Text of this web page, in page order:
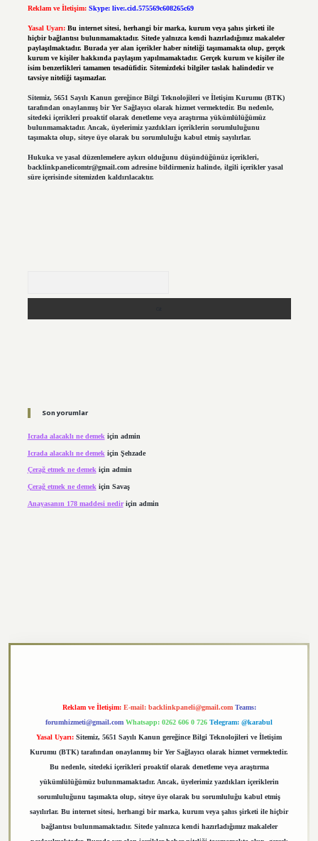
Reklam ve İletişim: Skype: live:.cid.575569c608265c69
Yasal Uyarı: Bu internet sitesi, herhangi bir marka, kurum veya şahıs şirketi ile
hiçbir bağlantısı bulunmamaktadır. Sitede yalnızca kendi hazırladığımız makaleler
paylaşılmaktadır. Burada yer alan içerikler haber niteliği taşımamakta olup, gerçek
kurum ve kişiler hakkında paylaşım yapılmamaktadır. Gerçek kurum ve kişiler ile
isim benzerlikleri tamamen tesadüfidir. Sitemizdeki bilgiler taslak halindedir ve
tavsiye niteliği taşımazlar.
Sitemiz, 5651 Sayılı Kanun gereğince Bilgi Teknolojileri ve İletişim Kurumu (BTK)
tarafından onaylanmış bir Yer Sağlayıcı olarak hizmet vermektedir. Bu nedenle,
sitedeki içerikleri proaktif olarak denetleme veya araştırma yükümlülüğümüz
bulunmamaktadır. Ancak, üyelerimiz yazdıkları içeriklerin sorumluluğunu
taşımakta olup, siteye üye olarak bu sorumluluğu kabul etmiş sayılırlar.
Hukuka ve yasal düzenlemelere aykırı olduğunu düşündüğünüz içerikleri,
backlinkpanelicomtr@gmail.comadresine bildirmeniz halinde, ilgili içerikler yasal
süre içerisinde sitemizden kaldırılacaktır.
Son yorumlar
Icrada alacaklı ne demek için admin
Icrada alacaklı ne demek için Şehzade
Çerağ etmek ne demekiçin admin
Çerağ etmek ne demek için Savaş
Anayasanın 178 maddesi nediriçin admin
Reklam ve İletişim: E-mail: backlinkpaneli@gmail.com Teams:
forumhizmeti@gmail.com Whatsapp: 0262 606 0 726 Telegram: @karabul
Yasal Uyarı: Sitemiz, 5651 Sayılı Kanun gereğince Bilgi Teknolojileri ve İletişim
Kurumu (BTK) tarafından onaylanmış bir Yer Sağlayıcı olarak hizmet vermektedir.
Bu nedenle, sitedeki içerikleri proaktif olarak denetleme veya araştırma
yükümlülüğümüz bulunmamaktadır. Ancak, üyelerimiz yazdıkları içeriklerin
sorumluluğunu taşımakta olup, siteye üye olarak bu sorumluluğu kabul etmiş
sayılırlar. Bu internet sitesi, herhangi bir marka, kurum veya şahıs şirketi ile hiçbir
bağlantısı bulunmamaktadır. Sitede yalnızca kendi hazırladığımız makaleler